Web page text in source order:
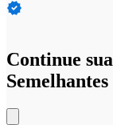
Continue
Semelhantes